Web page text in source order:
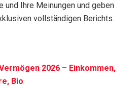
und Ihre Meinungen und geben
vollständigen Berichts.
2026 – Einkommen,
Bio